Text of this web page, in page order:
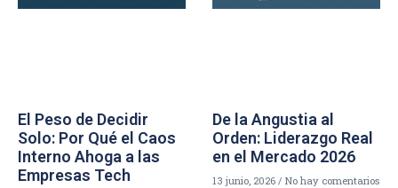
El Peso de Decidir
Solo: Por Qué el Caos
Interno Ahoga a las
Empresas Tech
De la Angustia al
Orden: Liderazgo Real
en el Mercado 2026
13 junio, 2026 No hay comentarios